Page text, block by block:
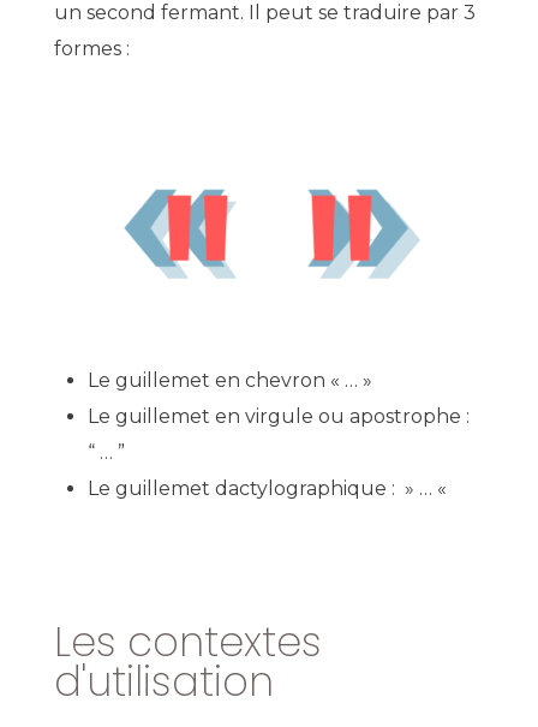
un second fermant. Il peut se traduire par 3
formes :
Le guillemet en chevron « … »
Le guillemet en virgule ou apostrophe :
“ … ”
Le guillemet dactylographique : » … «
Les contextes
d'utilisation